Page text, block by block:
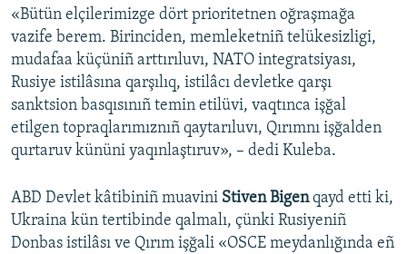
«Bütün elçilerimizge dört prioritetnen oğraşmağa
vazife berem. Birinciden, memleketniñ telükesizligi,
mudafaa küçüniñ arttırıluvı, NATO integratsiyası,
Rusiye istilâsına qarşılıq, istilâcı devletke qarşı
sanktsion basqısınıñ temin etilüvi, vaqtınca işğal
etilgen topraqlarımıznıñ qaytarıluvı, Qırımnı işğalden
qurtaruv kününi yaqınlaştıruv», – dedi Kuleba.
ABD Devlet kâtibiniñ muavini Stiven Bigenqayd etti ki,
Ukraina kün tertibinde qalmalı, çünki Rusiyeniñ
Donbas istilâsı ve Qırım işğali «OSCE meydanlığında eñ